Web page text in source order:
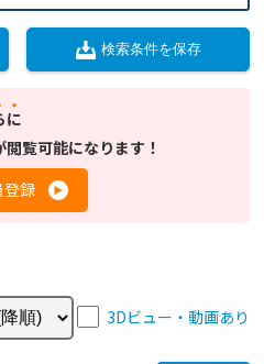
検索条件を保存
に
閲覧可能になります！
登録
3Dビュー・動画あり